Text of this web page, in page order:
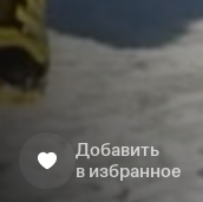
Добавить
в избранное